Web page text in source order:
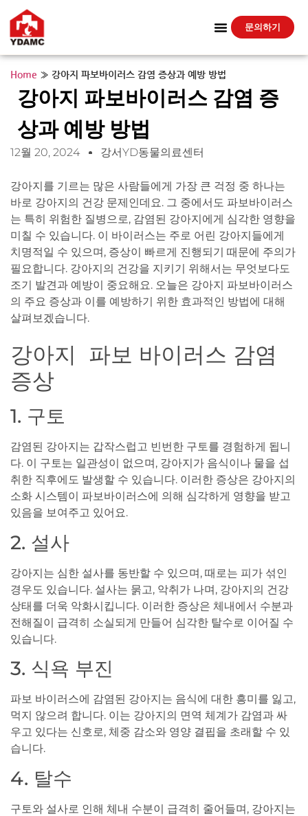
문의하기
Home » 강아지 파보바이러스 감염 증상과 예방 방법
강아지 파보바이러스 감염 증
상과 예방 방법
12월 20, 2024 강서YD동물의료센터
강아지를 기르는 많은 사람들에게 가장 큰 걱정 중 하나는
바로 강아지의 건강 문제인데요. 그 중에서도 파보바이러스
는 특히 위험한 질병으로, 감염된 강아지에게 심각한 영향을
미칠 수 있습니다. 이 바이러스는 주로 어린 강아지들에게
치명적일 수 있으며, 증상이 빠르게 진행되기 때문에 주의가
필요합니다. 강아지의 건강을 지키기 위해서는 무엇보다도
조기 발견과 예방이 중요해요. 오늘은 강아지 파보바이러스
의 주요 증상과 이를 예방하기 위한 효과적인 방법에 대해
살펴보겠습니다.
강아지 파보 바이러스 감염
증상
1. 구토
감염된 강아지는 갑작스럽고 빈번한 구토를 경험하게 됩니
다. 이 구토는 일관성이 없으며, 강아지가 음식이나 물을 섭
취한 직후에도 발생할 수 있습니다. 이러한 증상은 강아지의
소화 시스템이 파보바이러스에 의해 심각하게 영향을 받고
있음을 보여주고 있어요.
2. 설사
강아지는 심한 설사를 동반할 수 있으며, 때로는 피가 섞인
경우도 있습니다. 설사는 묽고, 악취가 나며, 강아지의 건강
상태를 더욱 악화시킵니다. 이러한 증상은 체내에서 수분과
전해질이 급격히 소실되게 만들어 심각한 탈수로 이어질 수
있습니다.
3. 식욕 부진
파보 바이러스에 감염된 강아지는 음식에 대한 흥미를 잃고,
먹지 않으려 합니다. 이는 강아지의 면역 체계가 감염과 싸
우고 있다는 신호로, 체중 감소와 영양 결핍을 초래할 수 있
습니다.
4. 탈수
구토와 설사로 인해 체내 수분이 급격히 줄어들며, 강아지는